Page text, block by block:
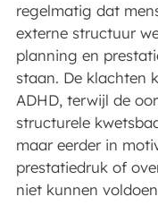
regelmatig dat
externe structuur
planning en
staan. De klachten
ADHD, terwijl de
structurele
maar eerder in
prestatiedruk of
niet kunnen